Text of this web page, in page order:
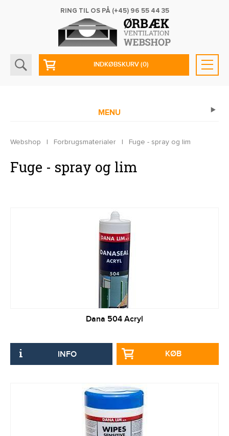
RING TIL OS PÅ (+45) 96 55 44 35
INDKØBSKURV(0)
MENU
Webshop | Forbrugsmaterialer | Fuge - spray og lim
Fuge - spray og lim
Dana 504 Acryl
INFO KØB